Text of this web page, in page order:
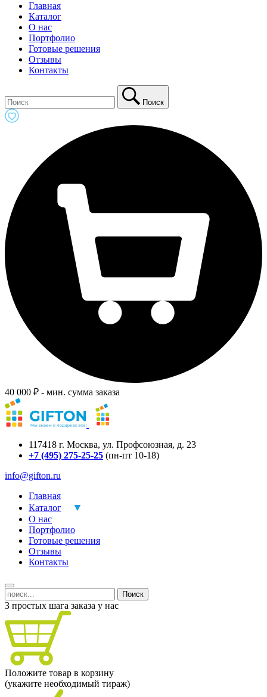
Главная
Каталог
О нас
Портфолио
Готовые решения
Отзывы
Контакты
Поиск
40 000 ₽ - мин. сумма заказа
117418 г. Москва, ул. Профсоюзная, д. 23
+7 (495) 275-25-25 (пн-пт 10-18)
info@gifton.ru
Главная
Каталог
О нас
Портфолио
Готовые решения
Отзывы
Контакты
Поиск
3 простых шага заказа у нас
Положите товар в корзину
(укажите необходимый тираж)